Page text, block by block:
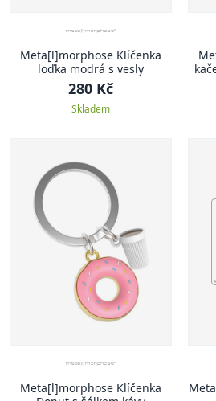
Meta[l]morphose Klíčenka
loďka modrá s vesly
280 Kč
Skladem
Meta[l]morphose Klíčenka